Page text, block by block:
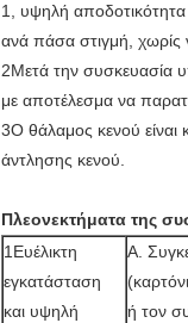
1, υψηλή
ανά πάσα στιγμή, χωρίς
2Μετά την συσκευασία
με αποτέλεσμα να
3Ο θάλαμος κενού είναι
άντλησης κενού.
Πλεονεκτήματα της
1Ευέλικτη
εγκατάσταση
και υψηλή
Α.
ή τον